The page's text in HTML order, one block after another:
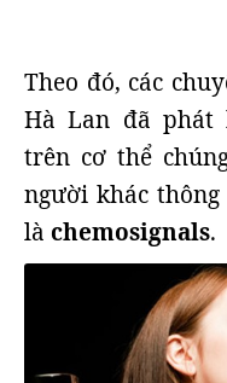
Theo đó, các
Hà Lan đã phát
trên cơ thể
người khác
là chemosignals.